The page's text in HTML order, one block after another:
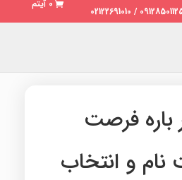
0 آیتم
باره فرصت
و انتخاب